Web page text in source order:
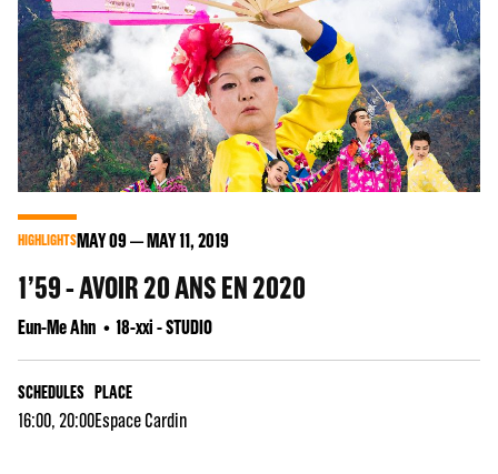
HIGHLIGHTSMAY09 MAY11, 2019
1’59 - AVOIR 20 ANS EN 2020
Eun-Me Ahn 18-xxi - STUDIO
SCHEDULES
16:00, 20:00
PLACE
Espace Cardin